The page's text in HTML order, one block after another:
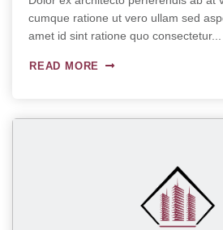
cumque ratione ut vero ullam sed
amet id sint ratione quo consectetur...
READ MORE